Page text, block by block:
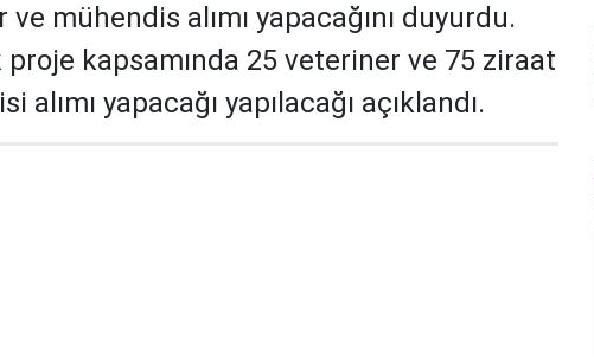
mühendis alımı yapacağını duyurdu.
proje kapsamında 25 veteriner ve 75 ziraat
alımı yapacağı yapılacağı açıklandı.